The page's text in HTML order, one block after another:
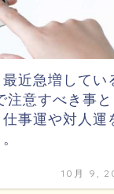
最近急増してい
注意すべき事と
事運や対人運
10月 9,